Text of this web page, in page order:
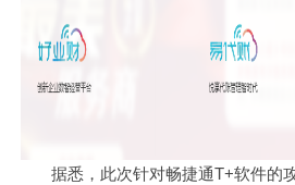
据悉，此次针对畅捷通T+软件的